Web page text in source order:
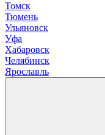
Томск
Тюмень
Ульяновск
Уфа
Хабаровск
Челябинск
Ярославль